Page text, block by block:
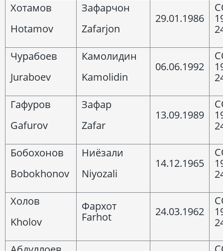
Хотамов
Hotamov
Зафарчон
Zafarjon
29.01.1986
Чурабоев
Juraboev
Камолидин
Kamolidin
06.06.1992
Гафуров
Gafurov
Зафар
Zafar
13.09.1989
Бобохонов
Bobokhonov
Ниёзали
Niyozali
14.12.1965
Холов
Kholov
Фархот
Farhot
24.03.1962